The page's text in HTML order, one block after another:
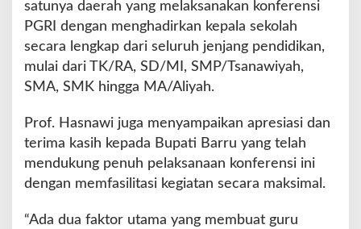
satunya daerah yang melaksanakan konferensi
PGRI dengan menghadirkan kepala sekolah
secara lengkap dari seluruh jenjang pendidikan,
mulai dari TK/RA, SD/MI, SMP/Tsanawiyah,
SMA, SMK hingga MA/Aliyah.
Prof. Hasnawi juga menyampaikan apresiasi dan
terima kasih kepada Bupati Barru yang telah
mendukung penuh pelaksanaan konferensi ini
dengan memfasilitasi kegiatan secara maksimal.
“Ada dua faktor utama yang membuat guru